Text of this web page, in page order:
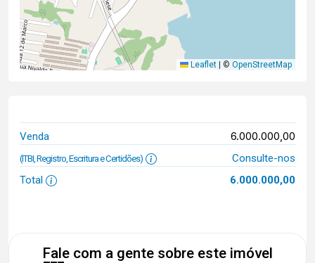
Leaflet © OpenStreetMap
Venda 6.000.000,00
(ITBI, Registro, Escritura e Certidões)
Consulte-nos
Total
6.000.000,00
Fale com a gente sobre este imóvel